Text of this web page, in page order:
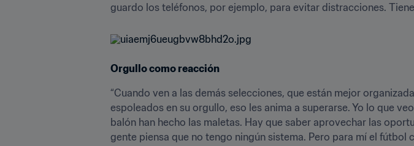
guardo los teléfonos, por ejemplo, para evitar distracciones.
Orgullo como reacción
“Cuando ven a las demás selecciones, que están mejor
espoleados en su orgullo, eso les anima a superarse. Yo lo que
balón han hecho las maletas. Hay que saber aprovechar las
gente piensa que no tengo ningún sistema. Pero para mí el